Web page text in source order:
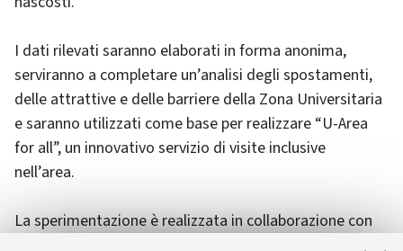
I dati rilevati saranno elaborati in forma anonima,
serviranno a completare un’analisi degli spostamenti,
delle attrattive e delle barriere della Zona Universitaria
e saranno utilizzati come base per realizzare “U-Area
for all”, un innovativo servizio di visite inclusive
nell’area.
La sperimentazione è realizzata in collaborazione con